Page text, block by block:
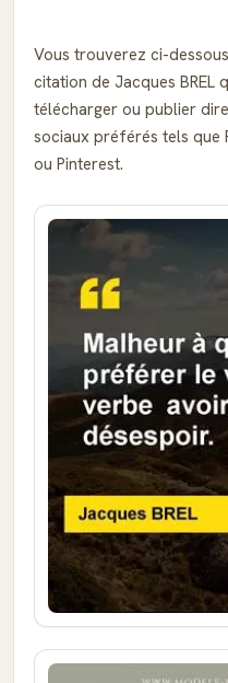
Vous trouverez ci-
citation de Jacques
télécharger ou publier
sociaux préférés tels que
ou Pinterest.